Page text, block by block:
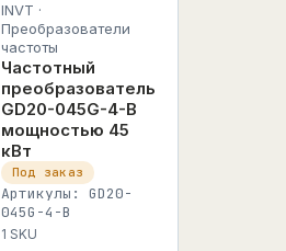
INVT ·
Преобразователи
частоты
Частотный
преобразователь
GD20-045G-4-B
мощностью 45
кВт
Под заказ
Артикулы: GD20-
045G-4-B
1 SKU